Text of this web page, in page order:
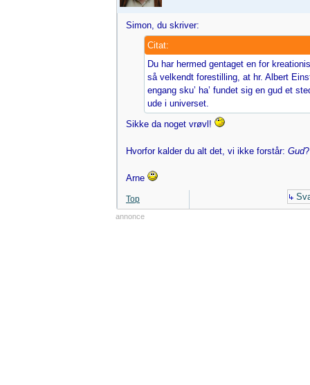
Simon, du skriver:
Citat:
Du har hermed gentaget en for
så velkendt forestilling, at hr. Albert
engang sku’ ha’ fundet sig en gud et
ude i universet.
Sikke da noget vrøvl!
Hvorfor kalder du alt det, vi ikke forstår: Gud
Arne
Top
annonce